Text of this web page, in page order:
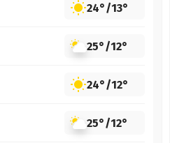
24°/13°
25°/12°
24°/12°
25°/12°